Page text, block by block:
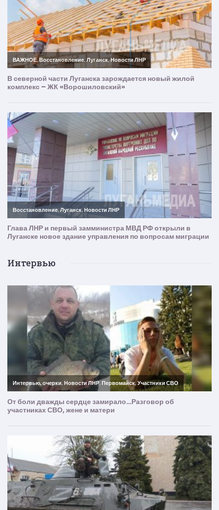
Интервью